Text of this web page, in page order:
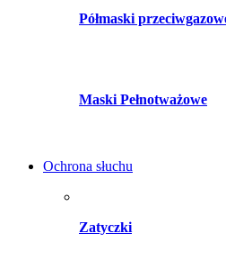
Półmaski
Maski Pełnotważowe
Ochrona słuchu
Zatyczki